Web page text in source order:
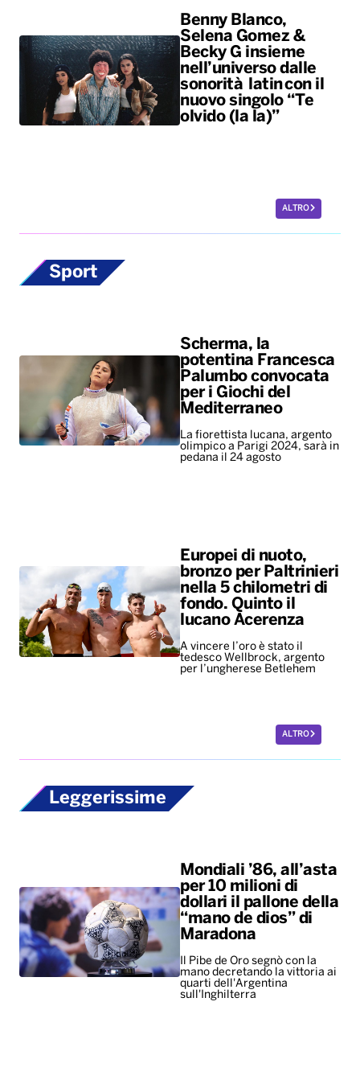
Benny Blanco,
Selena Gomez &
Becky G insieme
nell’universo dalle
sonorità latin con il
nuovo singolo “Te
olvido (la la)”
ALTRO
Sport
Scherma, la
potentina Francesca
Palumbo convocata
per i Giochi del
Mediterraneo
La fiorettista lucana, argento
olimpico a Parigi 2024, sarà in
pedana il 24 agosto
Europei di nuoto,
bronzo per Paltrinieri
nella 5 chilometri di
fondo. Quinto il
lucano Acerenza
A vincere l’oro è stato il
tedesco Wellbrock, argento
per l’ungherese Betlehem
ALTRO
Leggerissime
Mondiali ’86, all’asta
per 10 milioni di
dollari il pallone della
“mano de dios” di
Maradona
Il Pibe de Oro segnò con la
mano decretando la vittoria ai
quarti dell'Argentina
sull'Inghilterra